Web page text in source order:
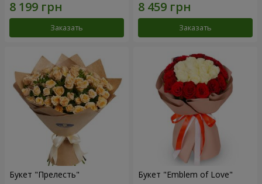
Заказать Заказать
Букет "Прелесть" Букет "Emblem of Love"